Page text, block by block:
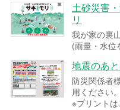
土砂災害
リ
我が家の裏
(雨量・水位
地震のあ
防災関係者
用ください。
※プリント